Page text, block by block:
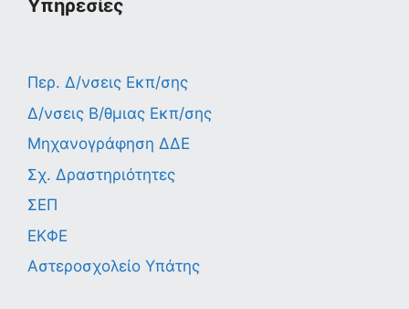
Υπηρεσίες
Περ. Δ/νσεις Εκπ/σης
Δ/νσεις Β/θμιας Εκπ/σης
Μηχανογράφηση ΔΔΕ
Σχ. Δραστηριότητες
ΣΕΠ
ΕΚΦΕ
Αστεροσχολείο Υπάτης